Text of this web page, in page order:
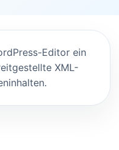
Editor ein
XML-